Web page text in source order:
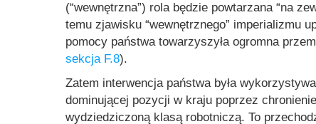
(“wewnętrzna”) rola będzie powtarzana “na
temu zjawisku “wewnętrznego” imperializmu
pomocy państwa towarzyszyła ogromna
sekcja F.8).
Zatem interwencja państwa była
dominującej pozycji w kraju poprzez
wydziedziczoną klasą robotniczą. To